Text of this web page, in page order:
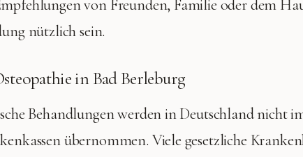
von Freunden, Familie oder dem
nützlich sein.
in Bad Berleburg
Behandlungen werden in Deutschland nicht
übernommen. Viele gesetzliche